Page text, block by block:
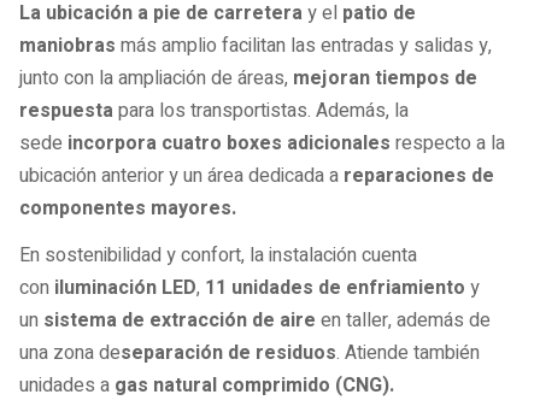
La ubicación a pie de carreteray el patio de
maniobras más amplio facilitan las entradas y salidas y,
junto con la ampliación de áreas, mejoran tiempos de
respuestapara los transportistas. Además, la
sede incorpora cuatro boxes adicionales respecto a la
ubicación anterior y un área dedicada a reparaciones de
componentes mayores.
En sostenibilidad y confort, la instalación cuenta
con iluminación LED, 11 unidades de enfriamiento y
un sistema de extracción de aire en taller, además de
una zona deseparación de residuos. Atiende también
unidades a gas natural comprimido (CNG).